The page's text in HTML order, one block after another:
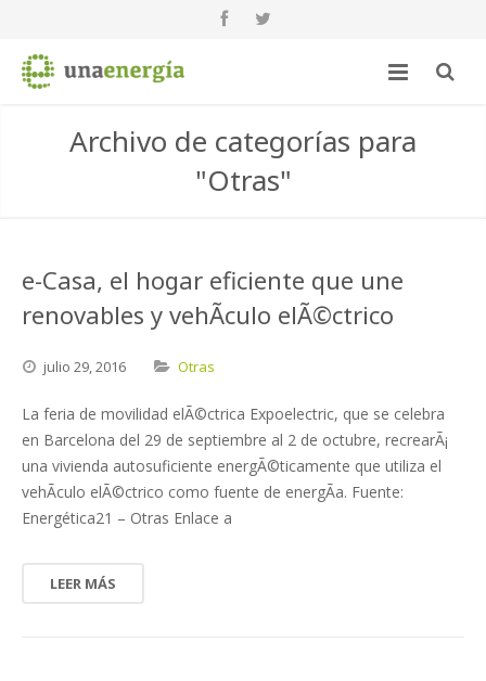
Archivo de categorías para
"Otras"
e-Casa, el hogar eficiente que une
renovables y vehÃ­culo elÃ©ctrico
julio 29,2016 Otras
La feria de movilidad elÃ©ctrica Expoelectric, que se celebra
en Barcelona del 29 de septiembre al 2 de octubre, recrearÃ¡
una vivienda autosuficiente energÃ©ticamente que utiliza el
vehÃ­culo elÃ©ctrico como fuente de energÃ­a. Fuente:
Energética21 – Otras Enlace a
LEER MÁS